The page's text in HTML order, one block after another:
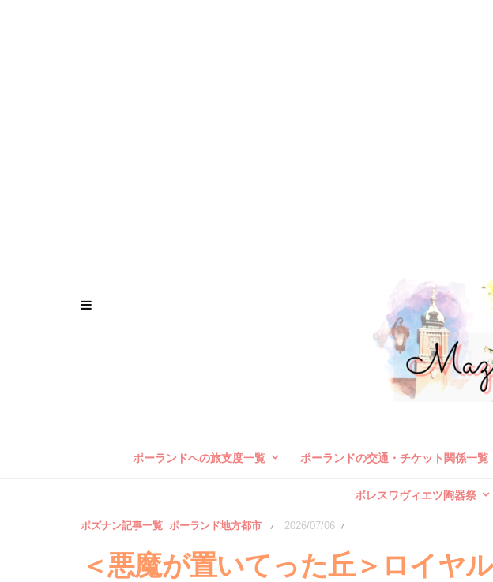
ポーランドへの旅支度一覧 ポーランドの交通・チケット関係一覧
ボレスワヴィエツ陶器祭
ポズナン記事一覧 ポーランド地方都市 / 2026/07/06 /
＜悪魔が置いてった丘＞ロイヤ